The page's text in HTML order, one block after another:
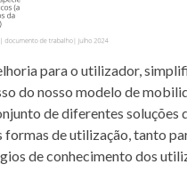
para o utilizador,
do nosso modelo de
de diferentes soluções
de utilização, tanto
de conhecimento dos